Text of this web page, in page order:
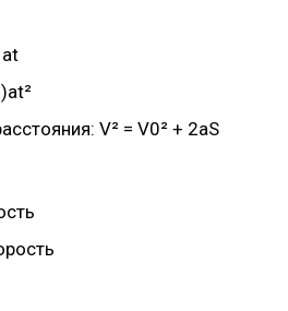
V² = V0² + 2aS